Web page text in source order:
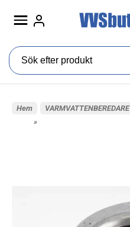
Hem
»
VARMVATTENBEREDARE